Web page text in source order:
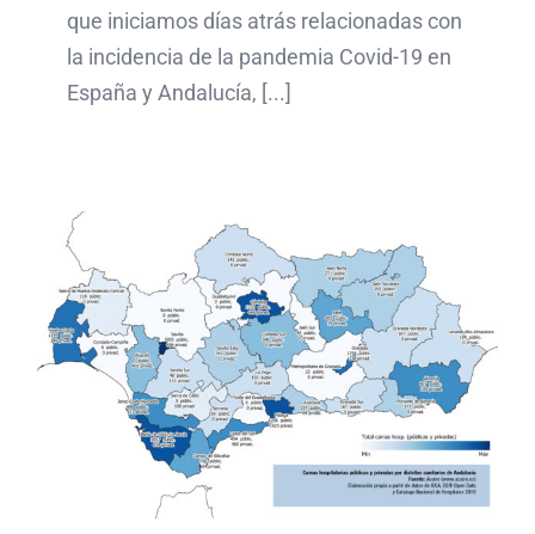
que iniciamos días atrás relacionadas con
la incidencia de la pandemia Covid-19 en
España y Andalucía, [...]
Información hospitalaria
y del Covid-19 por
distritos sanitarios
andaluces